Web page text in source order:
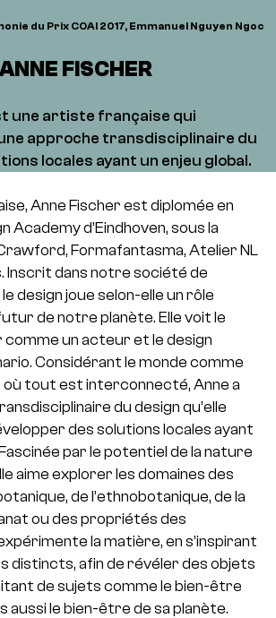
du Prix COAl 2017, Emmanuel Nguyen Ngoc
ANNE FISCHER
une artiste française qui
approche transdisciplinaire du
locales ayant un enjeu global.
Anne Fischer est diplomée en
Academy d’Eindhoven, sous la
Formafantasma, Atelier NL
Inscrit dans notre société de
design joue selon-elle un rôle
de notre planète. Elle voit le
un acteur et le design
Considérant le monde comme
tout est interconnecté, Anne a
du design qu’elle
des solutions locales ayant
par le potentiel de la nature
aime explorer les domaines des
de l’ethnobotanique, de la
ou des propriétés des
la matière, en s’inspirant
distincts, afin de révéler des objets
de sujets comme le bien-être
aussi le bien-être de sa planète.